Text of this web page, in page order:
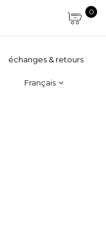
0
échanges & retours
Français